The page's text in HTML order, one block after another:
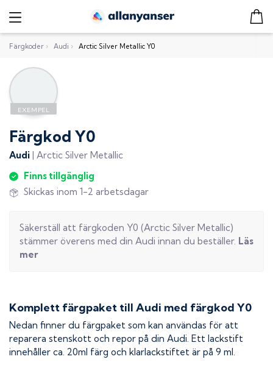
Färgkoder › Audi › Arctic Silver Metallic Y0
Färgkod Y0
Audi | Arctic Silver Metallic
Finns tillgänglig
Skickas inom 1-2 arbetsdagar
Säkerställ att färgkoden Y0 (Arctic Silver Metallic)
stämmer överens med din Audi innan du beställer. Läs
mer
Komplett färgpaket till Audi med färgkod Y0
Nedan finner du färgpaket som kan användas för att
reparera stenskott och repor på din Audi. Ett lackstift
innehåller ca. 20ml färg och klarlackstiftet är på 9 ml.